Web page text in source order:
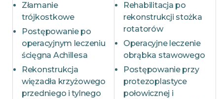
Złamanie
trójkostkowe
Postępowanie po
operacyjnym leczeniu
ścięgna Achillesa
Rekonstrukcja
więzadła krzyżowego
przedniego i tylnego
Rehabilitacja po
rekonstrukcji stożka
rotatorów
Operacyjne leczenie
obrąbka stawowego
Postępowanie przy
protezoplastyce
połowicznej i